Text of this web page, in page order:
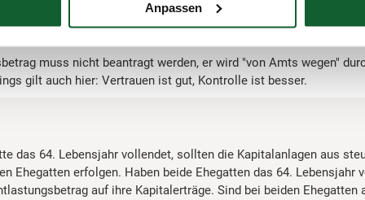
Anpassen
Steuerabzug den Altersentlastungsbetrag nicht berücksichtigen;
muss nicht beantragt werden, er wird "von Amts wegen"
gilt auch hier: Vertrauen ist gut, Kontrolle ist besser.
das 64. Lebensjahr vollendet, sollten die Kapitalanlagen aus
Ehegatten erfolgen. Haben beide Ehegatten das 64. Lebensjahr
auf ihre Kapitalerträge. Sind bei beiden Ehegatten